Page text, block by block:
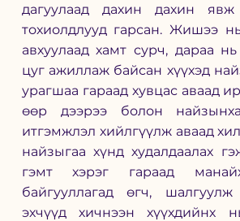
дагуулаад дахин дахин
тохиолдлууд гарсан. Жишээ
авхуулаад хамт сурч, дараа
цуг ажиллаж байсан хүүхэд
урагшаа гараад хувцас аваад
өөр дээрээ болон
итгэмжлэл хийлгүүлж аваад
найзыгаа хүнд худалдаалах
гэмт хэрэг гараад
байгууллагад өгч,
эхчүүд хичнээн хүүхдийнх